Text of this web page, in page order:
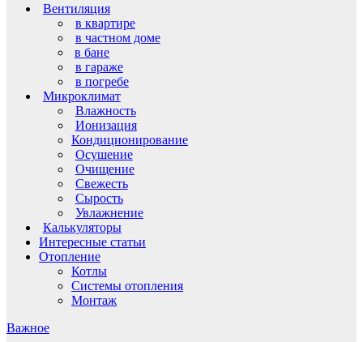
Вентиляция
в квартире
в частном доме
в бане
в гараже
в погребе
Микроклимат
Влажность
Ионизация
Кондиционирование
Осушение
Очищение
Свежесть
Сырость
Увлажнение
Калькуляторы
Интересные статьи
Отопление
Котлы
Системы отопления
Монтаж
Важное